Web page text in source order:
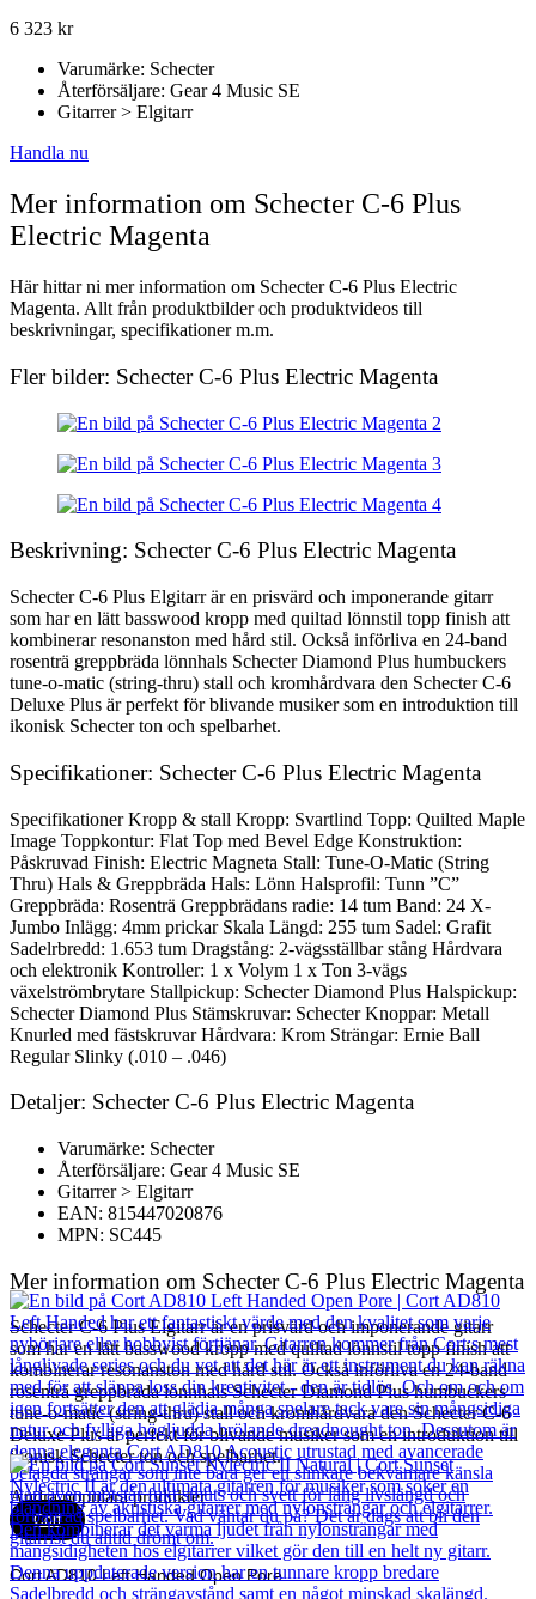
6 323 kr
Varumärke: Schecter
Återförsäljare: Gear 4 Music SE
Gitarrer > Elgitarr
Handla nu
Mer information om Schecter C-6 Plus
Electric Magenta
Här hittar ni mer information om Schecter C-6 Plus Electric
Magenta. Allt från produktbilder och produktvideos till
beskrivningar, specifikationer m.m.
Fler bilder: Schecter C-6 Plus Electric Magenta
Beskrivning: Schecter C-6 Plus Electric Magenta
Schecter C-6 Plus Elgitarr är en prisvärd och imponerande gitarr
som har en lätt basswood kropp med quiltad lönnstil topp finish att
kombinerar resonanston med hård stil. Också införliva en 24-band
rosenträ greppbräda lönnhals Schecter Diamond Plus humbuckers
tune-o-matic (string-thru) stall och kromhårdvara den Schecter C-6
Deluxe Plus är perfekt för blivande musiker som en introduktion till
ikonisk Schecter ton och spelbarhet.
Specifikationer: Schecter C-6 Plus Electric Magenta
Specifikationer Kropp & stall Kropp: Svartlind Topp: Quilted Maple
Image Toppkontur: Flat Top med Bevel Edge Konstruktion:
Påskruvad Finish: Electric Magneta Stall: Tune-O-Matic (String
Thru) Hals & Greppbräda Hals: Lönn Halsprofil: Tunn ”C”
Greppbräda: Rosenträ Greppbrädans radie: 14 tum Band: 24 X-
Jumbo Inlägg: 4mm prickar Skala Längd: 255 tum Sadel: Grafit
Sadelrbredd: 1.653 tum Dragstång: 2-vägsställbar stång Hårdvara
och elektronik Kontroller: 1 x Volym 1 x Ton 3-vägs
växelströmbrytare Stallpickup: Schecter Diamond Plus Halspickup:
Schecter Diamond Plus Stämskruvar: Schecter Knoppar: Metall
Knurled med fästskruvar Hårdvara: Krom Strängar: Ernie Ball
Regular Slinky (.010 – .046)
Detaljer: Schecter C-6 Plus Electric Magenta
Varumärke: Schecter
Återförsäljare: Gear 4 Music SE
Gitarrer > Elgitarr
EAN: 815447020876
MPN: SC445
Mer information om Schecter C-6 Plus Electric Magenta
Schecter C-6 Plus Elgitarr är en prisvärd och imponerande gitarr
som har en lätt basswood kropp med quiltad lönnstil topp finish att
kombinerar resonanston med hård stil. Också införliva en 24-band
rosenträ greppbräda lönnhals Schecter Diamond Plus humbuckers
tune-o-matic (string-thru) stall och kromhårdvara den Schecter C-6
Deluxe Plus är perfekt för blivande musiker som en introduktion till
ikonisk Schecter ton och spelbarhet.
Andra populära produkter
Cort
Cort AD810 Left Handed Open Pore